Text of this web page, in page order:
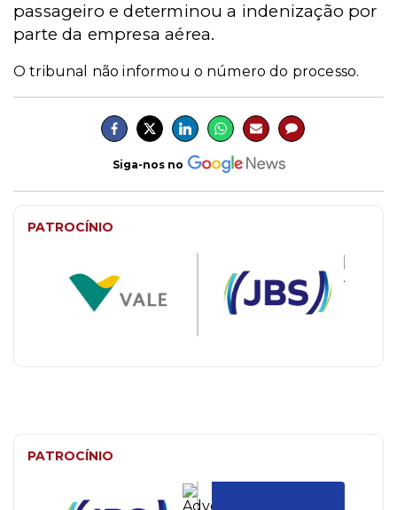
passageiro e determinou a indenização por
parte da empresa aérea.
O tribunal não informou o número do processo.
Siga-nos no
PATROCÍNIO
PATROCÍNIO